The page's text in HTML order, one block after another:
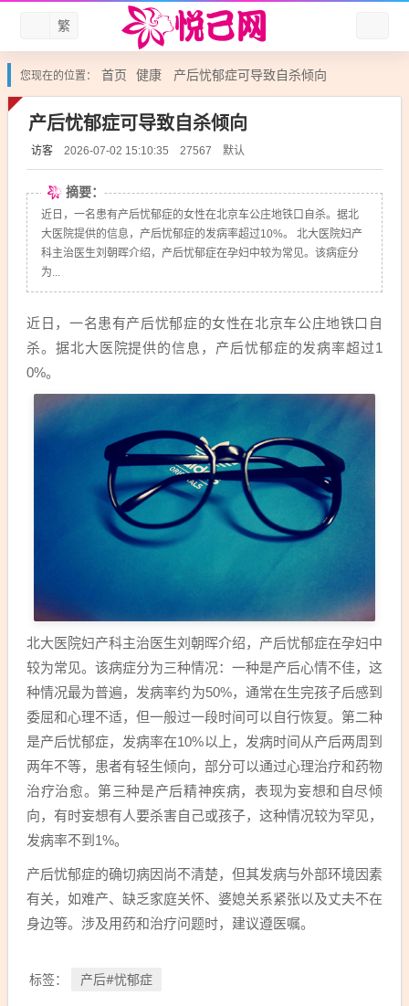
繁
您现在的位置： 首页 健康 产后忧郁症可导致自杀倾向
产后忧郁症可导致自杀倾向
访客 2026-07-02 15:10:35 27567 默认
摘要：
近日，一名患有产后忧郁症的女性在北京车公庄地铁口自杀。据北
大医院提供的信息，产后忧郁症的发病率超过10%。 北大医院妇产
科主治医生刘朝晖介绍，产后忧郁症在孕妇中较为常见。该病症分
为...
近日，一名患有产后忧郁症的女性在北京车公庄地铁口自
杀。据北大医院提供的信息，产后忧郁症的发病率超过1
0%。
北大医院妇产科主治医生刘朝晖介绍，产后忧郁症在孕妇中
较为常见。该病症分为三种情况：一种是产后心情不佳，这
种情况最为普遍，发病率约为50%，通常在生完孩子后感到
委屈和心理不适，但一般过一段时间可以自行恢复。第二种
是产后忧郁症，发病率在10%以上，发病时间从产后两周到
两年不等，患者有轻生倾向，部分可以通过心理治疗和药物
治疗治愈。第三种是产后精神疾病，表现为妄想和自尽倾
向，有时妄想有人要杀害自己或孩子，这种情况较为罕见，
发病率不到1%。
产后忧郁症的确切病因尚不清楚，但其发病与外部环境因素
有关，如难产、缺乏家庭关怀、婆媳关系紧张以及丈夫不在
身边等。涉及用药和治疗问题时，建议遵医嘱。
标签： 产后#忧郁症